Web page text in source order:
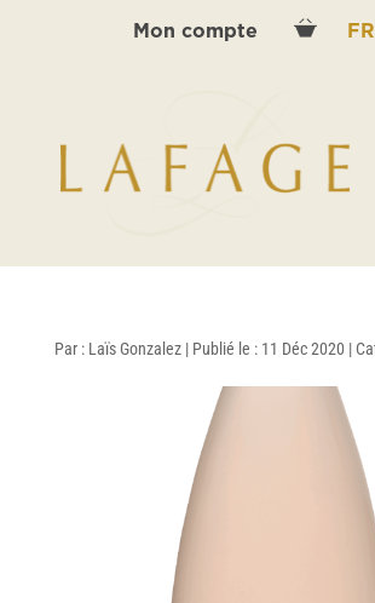
Mon compte FR
Par : Laïs Gonzalez | Publié le : 11 Déc 2020 |